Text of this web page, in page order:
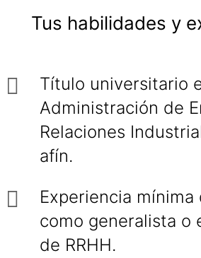
Tus habilidades y
Título universitario
Administración de
Relaciones
afín.
Experiencia mínima
como generalista o
de RRHH.